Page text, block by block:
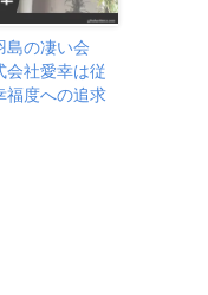
島の凄い会
会社愛幸は従
福度への追求